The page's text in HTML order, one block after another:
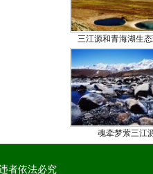
者依法必究